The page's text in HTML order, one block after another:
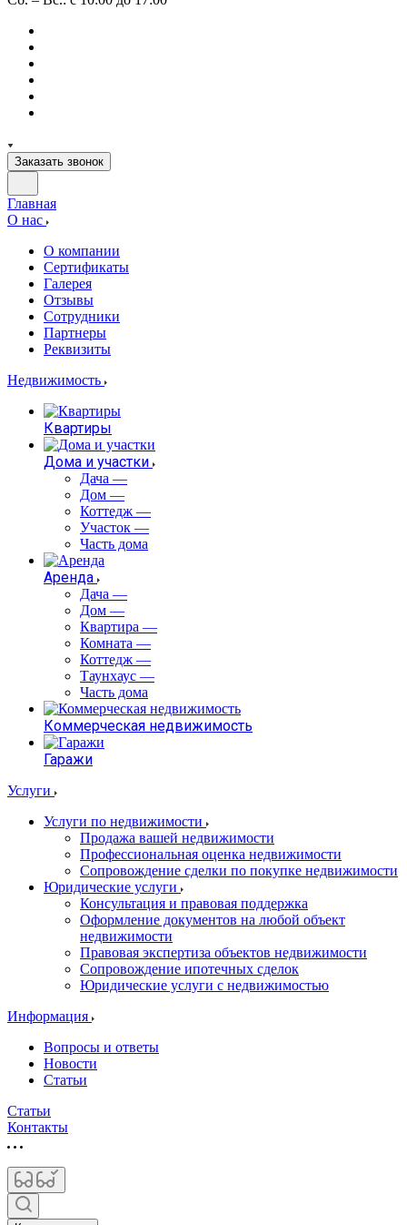
Заказать звонок
Главная
О нас
О компании
Сертификаты
Галерея
Отзывы
Сотрудники
Партнеры
Реквизиты
Недвижимость
Квартиры
Дома и участки
Дача —
Дом —
Коттедж —
Участок —
Часть дома
Аренда
Дача —
Дом —
Квартира —
Комната —
Коттедж —
Таунхаус —
Часть дома
Коммерческая недвижимость
Гаражи
Услуги
Услуги по недвижимости
Продажа вашей недвижимости
Профессиональная оценка недвижимости
Сопровождение сделки по покупке недвижимости
Юридические услуги
Консультация и правовая поддержка
Оформление документов на любой объект
недвижимости
Правовая экспертиза объектов недвижимости
Сопровождение ипотечных сделок
Юридические услуги с недвижимостью
Информация
Вопросы и ответы
Новости
Статьи
Статьи
Контакты